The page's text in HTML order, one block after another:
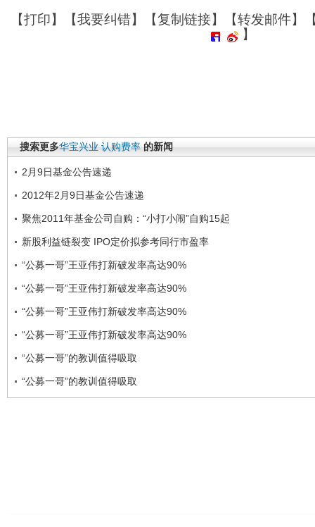
【打印】【我要纠错】【复制链接】【转发邮件】
】
搜索更多华宝兴业 认购费率 的新闻
2月9日基金公告速递
2012年2月9日基金公告速递
聚焦2011年基金公司自购：“小打小闹”自购15起
新股利益链裂变 IPO定价拟参考同行市盈率
“公募一哥”王亚伟打新破发率高达90%
“公募一哥”王亚伟打新破发率高达90%
“公募一哥”王亚伟打新破发率高达90%
“公募一哥”王亚伟打新破发率高达90%
“公募一哥”的教训值得吸取
“公募一哥”的教训值得吸取